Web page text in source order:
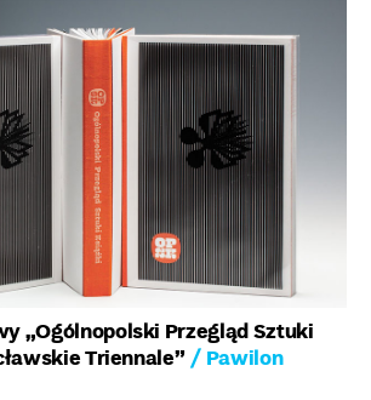
„Ogólnopolski Przegląd Sztuki
Triennale” / Pawilon